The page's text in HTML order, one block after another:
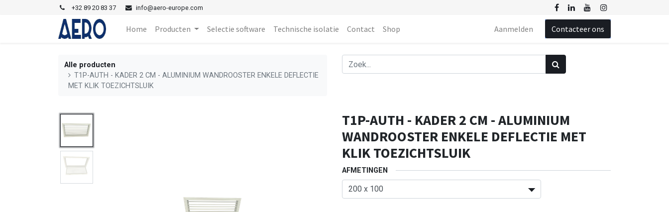
+32 89 20 83 37 info@aero-europe.com
Home Producten Selectie software Technische isolatie Contact Shop Aanmelden Contacteer ons
Alle producten
T1P-AUTH - KADER 2 CM - ALUMINIUM WANDROOSTER ENKELE DEFLECTIE
MET KLIK TOEZICHTSLUIK
T1P-AUTH - KADER 2 CM - ALUMINIUM
WANDROOSTER ENKELE DEFLECTIE MET
KLIK TOEZICHTSLUIK
AFMETINGEN